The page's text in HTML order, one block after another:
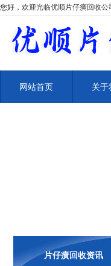
您好，欢迎光临优顺片仔癀回收公
网站首页 关于
片仔癀回收资讯